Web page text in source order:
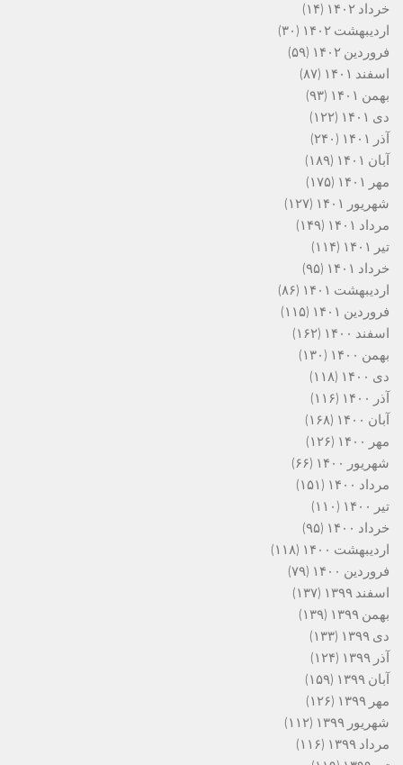
خرداد ۱۴۰۲
(۱۴)
اردیبهشت ۱۴۰۲
(۳۰)
فروردین ۱۴۰۲
(۵۹)
اسفند ۱۴۰۱
(۸۷)
بهمن ۱۴۰۱
(۹۳)
دی ۱۴۰۱
(۱۲۲)
آذر ۱۴۰۱
(۲۴۰)
آبان ۱۴۰۱
(۱۸۹)
مهر ۱۴۰۱
(۱۷۵)
شهریور ۱۴۰۱
(۱۲۷)
مرداد ۱۴۰۱
(۱۴۹)
تیر ۱۴۰۱
(۱۱۴)
خرداد ۱۴۰۱
(۹۵)
اردیبهشت ۱۴۰۱
(۸۶)
فروردین ۱۴۰۱
(۱۱۵)
اسفند ۱۴۰۰
(۱۶۲)
بهمن ۱۴۰۰
(۱۳۰)
دی ۱۴۰۰
(۱۱۸)
آذر ۱۴۰۰
(۱۱۶)
آبان ۱۴۰۰
(۱۶۸)
مهر ۱۴۰۰
(۱۲۶)
شهریور ۱۴۰۰
(۶۶)
مرداد ۱۴۰۰
(۱۵۱)
تیر ۱۴۰۰
(۱۱۰)
خرداد ۱۴۰۰
(۹۵)
اردیبهشت ۱۴۰۰
(۱۱۸)
فروردین ۱۴۰۰
(۷۹)
اسفند ۱۳۹۹
(۱۳۷)
بهمن ۱۳۹۹
(۱۳۹)
دی ۱۳۹۹
(۱۳۳)
آذر ۱۳۹۹
(۱۲۴)
آبان ۱۳۹۹
(۱۵۹)
مهر ۱۳۹۹
(۱۲۶)
شهریور ۱۳۹۹
(۱۱۲)
مرداد ۱۳۹۹
(۱۱۶)